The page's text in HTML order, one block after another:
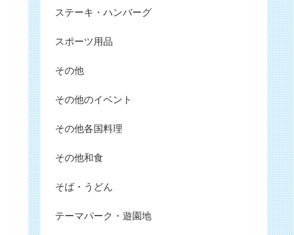
ステーキ・ハンバーグ
スポーツ用品
その他
その他のイベント
その他各国料理
その他和食
そば・うどん
テーマパーク・遊園地